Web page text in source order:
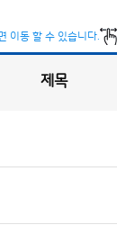
이동 할 수 있습니다.
제목